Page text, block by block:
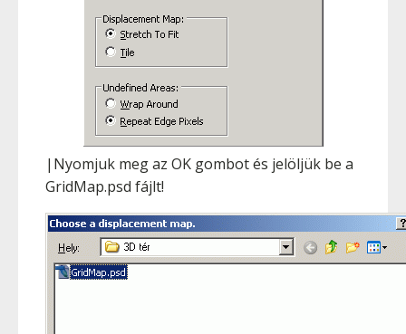
|Nyomjuk meg az OK gombot és jelöljük be a
GridMap.psd fájlt!